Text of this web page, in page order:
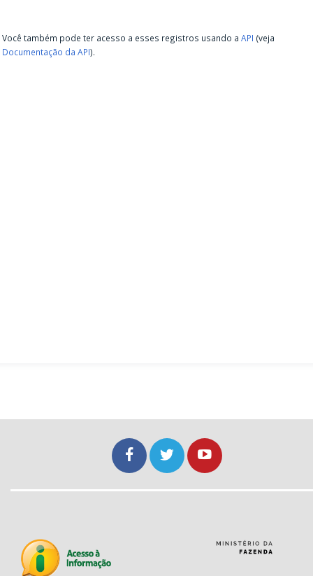
Você também pode ter acesso a esses registros usando a API (veja
Documentação da API).